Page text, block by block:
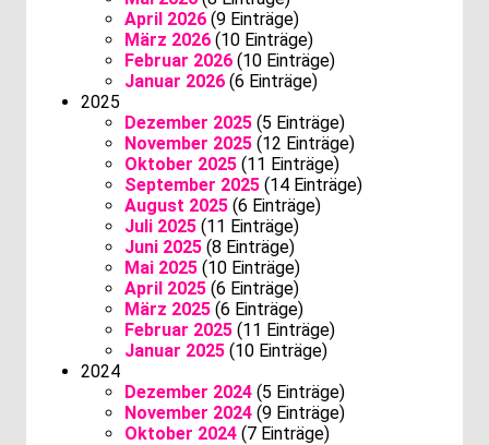
April 2026 (9 Einträge)
März 2026 (10 Einträge)
Februar 2026 (10 Einträge)
Januar 2026 (6 Einträge)
2025
Dezember 2025 (5 Einträge)
November 2025 (12 Einträge)
Oktober 2025 (11 Einträge)
September 2025 (14 Einträge)
August 2025 (6 Einträge)
Juli 2025 (11 Einträge)
Juni 2025 (8 Einträge)
Mai 2025 (10 Einträge)
April 2025 (6 Einträge)
März 2025 (6 Einträge)
Februar 2025 (11 Einträge)
Januar 2025 (10 Einträge)
2024
Dezember 2024 (5 Einträge)
November 2024 (9 Einträge)
Oktober 2024 (7 Einträge)